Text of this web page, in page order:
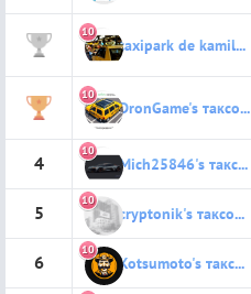
2
10
taxipark de kamiladejesusultra
3
10
DronGame's таксопарк
4
10
Mich25846's таксопарк
5
10
cryptonik's таксопарк
6
10
Kotsumoto's таксопарк